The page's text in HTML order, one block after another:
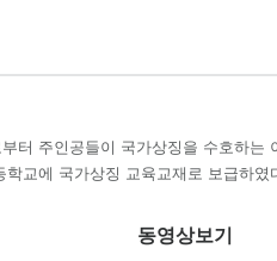
터 주인공들이 국가상징을 수호하는
교에 국가상징 교육교재로 보급하였
동영상보기